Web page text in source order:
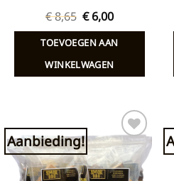
€8,65 Oorspronkelijke
prijs
was:
€ 8,65.
€6,00Huidige
is:
€ 6,00.
TOEVOEGEN AAN
WINKELWAGEN
Aanbieding!
Toevoegen
aan
verlanglijst